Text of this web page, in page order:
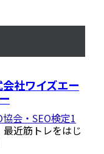
社ワイズエー
会・SEO検定1
最近筋トレをはじ